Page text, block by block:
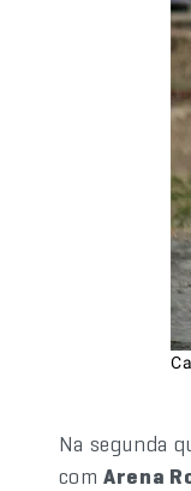
Na segunda
comArena